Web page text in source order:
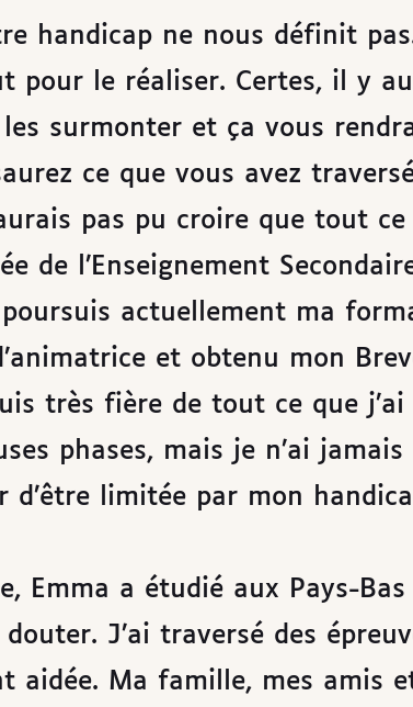
handicap ne nous définit
pour le réaliser. Certes, il y
surmonter et ça vous
ce que vous avez
pas pu croire que tout
de l’Enseignement
actuellement ma
et obtenu mon
très fière de tout ce que
phases, mais je n’ai
d’être limitée par mon
Emma a étudié aux Pays-
J’ai traversé des
aidée. Ma famille, mes amis